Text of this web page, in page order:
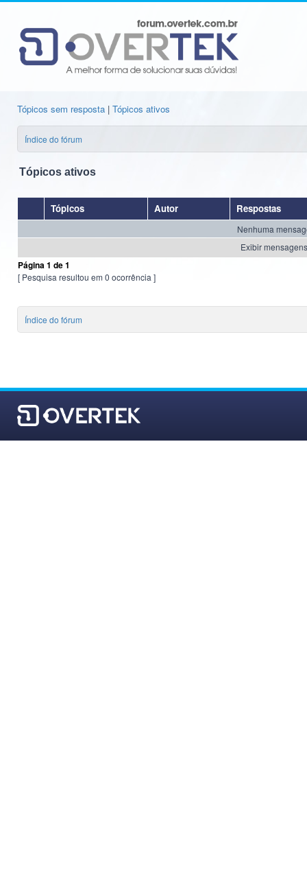
Tópicos sem resposta | Tópicos ativos
Índice do fórum
Tópicos ativos
Tópicos Autor Respostas
Nenhuma
Exibir
Página1 de1
[ Pesquisa resultou em 0 ocorrência ]
Índice do fórum